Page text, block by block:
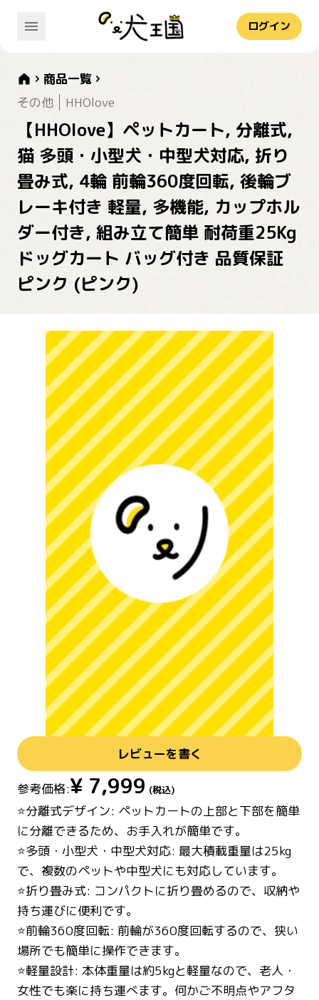
ログイン
商品一覧
その他
HHOlove
【HHOlove】ペットカート, 分離式,
猫 多頭・小型犬・中型犬対応, 折り
畳み式, 4輪 前輪360度回転, 後輪ブ
レーキ付き 軽量, 多機能, カップホル
ダー付き, 組み立て簡単 耐荷重25Kg
ドッグカート バッグ付き 品質保証
ピンク (ピンク)
レビューを書く
参考価格:¥ 7,999 (税込)
⭐分離式デザイン: ペットカートの上部と下部を簡単
に分離できるため、お手入れが簡単です。
⭐多頭・小型犬・中型犬対応: 最大積載重量は25kg
で、複数のペットや中型犬にも対応しています。
⭐折り畳み式: コンパクトに折り畳めるので、収納や
持ち運びに便利です。
⭐前輪360度回転: 前輪が360度回転するので、狭い
場所でも簡単に操作できます。
⭐軽量設計: 本体重量は約5kgと軽量なので、老人・
女性でも楽に持ち運べます。何かご不明点やアフタ